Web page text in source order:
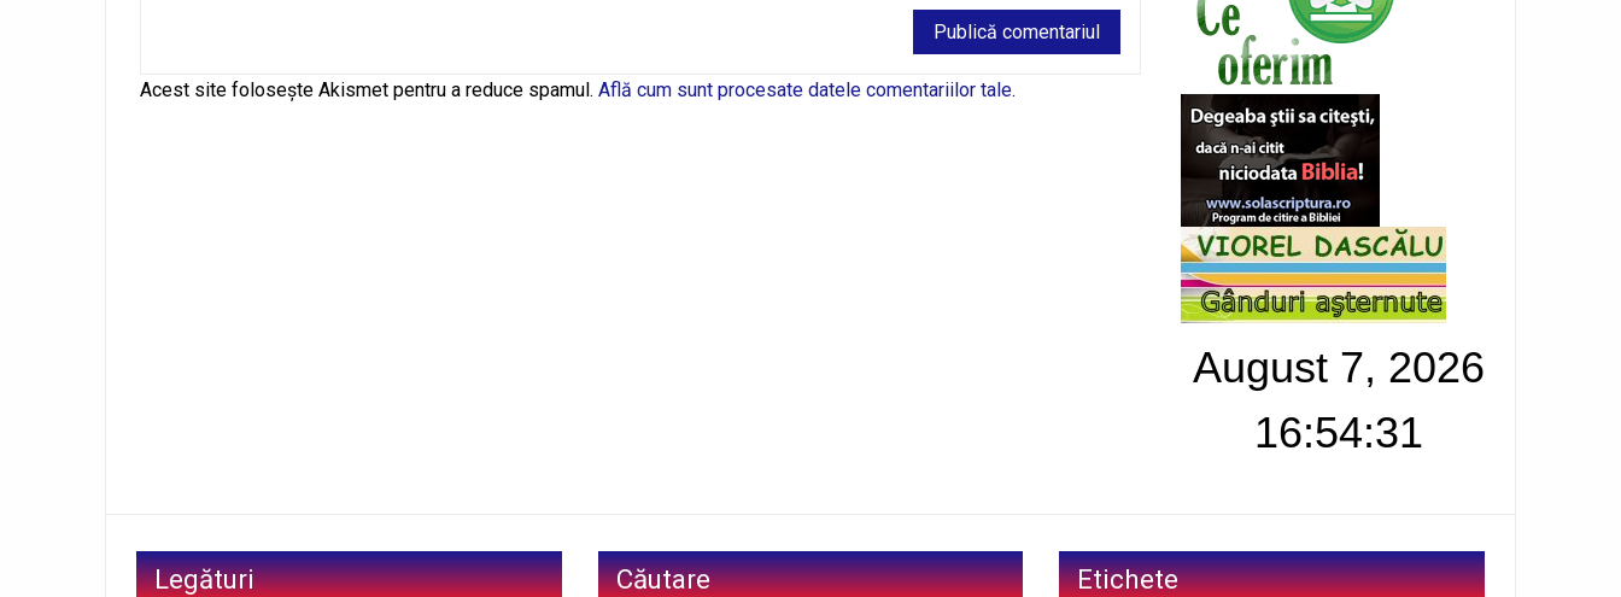
Alternative:
Acest site folosește Akismet pentru a reduce spamul. Află cum sunt procesate datele comentariilor tale.
August 7, 2026
16:54:32
Legături Căutare Etichete